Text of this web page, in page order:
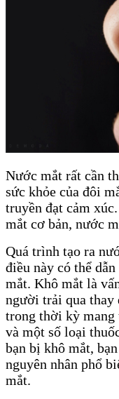
Nước mắt rất cần
sức khỏe của đôi
truyền đạt cảm
mắt cơ bản, nước
Quá trình tạo ra
điều này có thể
mắt. Khô mắt là
người trải qua thay
trong thời kỳ mang
và một số loại
bạn bị khô mắt,
nguyên nhân phổ
mắt.